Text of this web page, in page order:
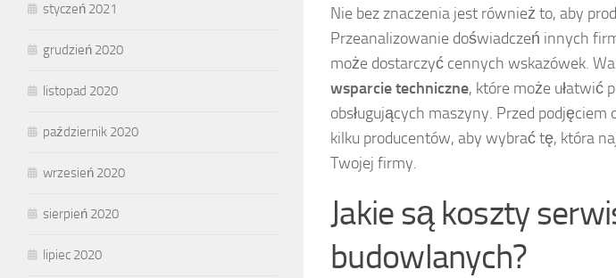
Nie bez znaczenia jest również to, aby
Przeanalizowanie doświadczeń innych
może dostarczyć cennych wskazówek.
wsparcie techniczne, które może ułatwić
obsługujących maszyny. Przed
kilku producentów, aby wybrać tę, która
Twojej firmy.
Jakie są koszty
budowlanych?
styczeń 2021
grudzień 2020
listopad 2020
październik 2020
wrzesień 2020
sierpień 2020
lipiec 2020